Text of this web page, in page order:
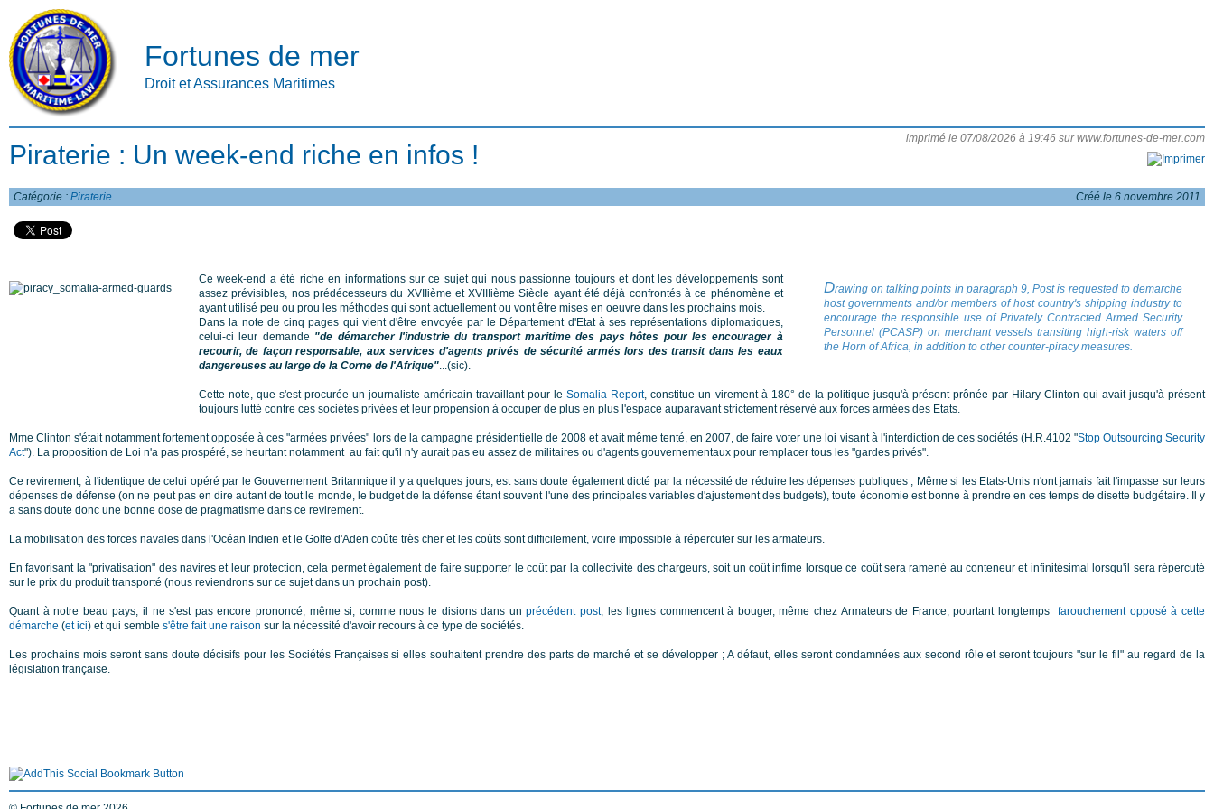
Fortunes de mer
Droit et Assurances Maritimes
imprimé le 07/08/2026 à 19:46 sur www.fortunes-de-mer.com
Piraterie : Un week-end riche en infos !
Catégorie : Piraterie Créé le 6 novembre 2011
Drawing on talking points in paragraph 9, Post is requested to demarche
host governments and/or members of host country's shipping industry to
encourage the responsible use of Privately Contracted Armed Security
Personnel (PCASP) on merchant vessels transiting high-risk waters off
the Horn of Africa, in addition to other counter-piracy measures.
Ce week-end a été riche en informations sur ce sujet qui nous passionne toujours et dont les développements sont
assez prévisibles, nos prédécesseurs du XVIIième et XVIIIième Siècle ayant été déjà confrontés à ce phénomène et
ayant utilisé peu ou prou les méthodes qui sont actuellement ou vont être mises en oeuvre dans les prochains mois.
Dans la note de cinq pages qui vient d'être envoyée par le Département d'Etat à ses représentations diplomatiques,
celui-ci leur demande "de démarcher l'industrie du transport maritime des pays hôtes pour les encourager à
recourir, de façon responsable, aux services d'agents privés de sécurité armés lors des transit dans les eaux
dangereuses au large de la Corne de l'Afrique"...(sic).
Cette note, que s'est procurée un journaliste américain travaillant pour leSomalia Report, constitue un virement à 180° de la politique jusqu'à présent prônée par Hilary Clinton qui avait jusqu'à présent
toujours lutté contre ces sociétés privées et leur propension à occuper de plus en plus l'espace auparavant strictement réservé aux forces armées des Etats.
Mme Clinton s'était notamment fortement opposée à ces "armées privées" lors de la campagne présidentielle de 2008 et avait même tenté, en 2007, de faire voter une loi visant à l'interdiction de ces sociétés (H.R.4102 "Stop Outsourcing Security
Act"). La proposition de Loi n'a pas prospéré, se heurtant notamment au fait qu'il n'y aurait pas eu assez de militaires ou d'agents gouvernementaux pour remplacer tous les "gardes privés".
Ce revirement, à l'identique de celui opéré par le Gouvernement Britannique il y a quelques jours, est sans doute également dicté par la nécessité de réduire les dépenses publiques ; Même si les Etats-Unis n'ont jamais fait l'impasse sur leurs
dépenses de défense (on ne peut pas en dire autant de tout le monde, le budget de la défense étant souvent l'une des principales variables d'ajustement des budgets), toute économie est bonne à prendre en ces temps de disette budgétaire. Il y
a sans doute donc une bonne dose de pragmatisme dans ce revirement.
La mobilisation des forces navales dans l'Océan Indien et le Golfe d'Aden coûte très cher et les coûts sont difficilement, voire impossible à répercuter sur les armateurs.
En favorisant la "privatisation" des navires et leur protection, cela permet également de faire supporter le coût par la collectivité des chargeurs, soit un coût infime lorsque ce coût sera ramené au conteneur et infinitésimal lorsqu'il sera répercuté
sur le prix du produit transporté (nous reviendrons sur ce sujet dans un prochain post).
Quant à notre beau pays, il ne s'est pas encore prononcé, même si, comme nous le disions dans unprécédent post, les lignes commencent à bouger, même chez Armateurs de France, pourtant longtempsfarouchement opposé à cette
démarche (et ici) et qui semble s'être fait une raison sur la nécessité d'avoir recours à ce type de sociétés.
Les prochains mois seront sans doute décisifs pour les Sociétés Françaises si elles souhaitent prendre des parts de marché et se développer ; A défaut, elles seront condamnées aux second rôle et seront toujours "sur le fil" au regard de la
législation française.